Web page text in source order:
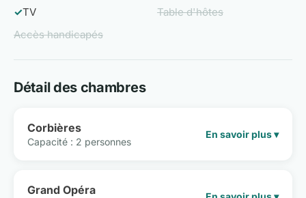
✓TV
Table d'hôtes
Accès handicapés
Détail des chambres
Corbières
Capacité : 2 personnes
En savoir plus ▾
Grand Opéra